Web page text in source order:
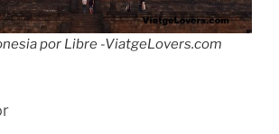
por Libre -ViatgeLovers.com